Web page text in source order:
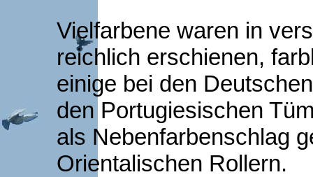
Vielfarbene waren in
reichlich erschienen,
einige bei den
den Portugiesischen
als Nebenfarbenschlag
Orientalischen Rollern.